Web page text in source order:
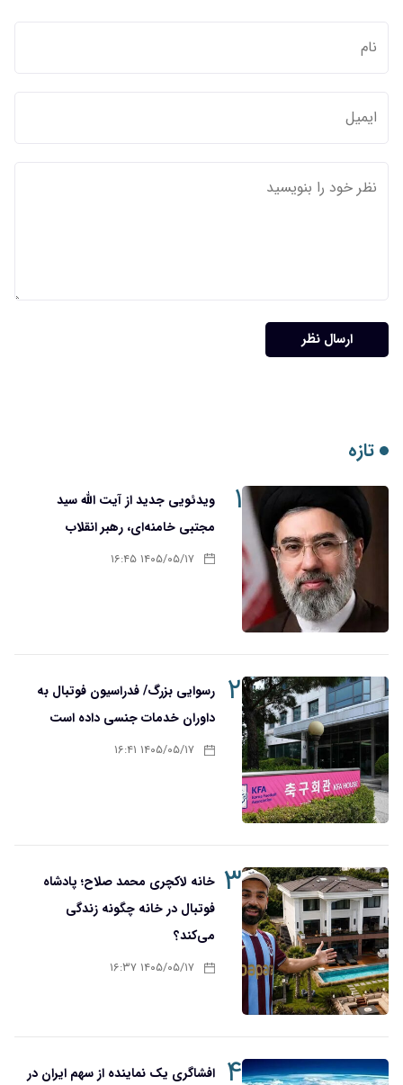
ارسال نظر
تازه
۱
ویدئویی جدید از آیت الله سید
مجتبی خامنه‌ای، رهبر انقلاب
۱۴۰۵/۰۵/۱۷ ۱۶:۴۵
۲
رسوایی بزرگ/ فدراسیون فوتبال به
داوران خدمات جنسی داده است
۱۴۰۵/۰۵/۱۷ ۱۶:۴۱
۳ خانه لاکچری محمد صلاح؛ پادشاه
فوتبال در خانه چگونه زندگی
می‌کند؟
۱۴۰۵/۰۵/۱۷ ۱۶:۳۷
۴ افشاگری یک نماینده از سهم ایران در